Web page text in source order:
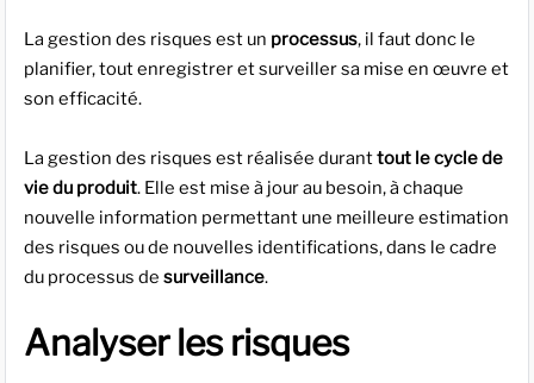
La gestion des risques est un processus, il faut donc le
planifier, tout enregistrer et surveiller sa mise en œuvre et
son efficacité.
La gestion des risques est réalisée duranttout le cycle de
vie du produit. Elle est mise à jour au besoin, à chaque
nouvelle information permettant une meilleure estimation
des risques ou de nouvelles identifications, dans le cadre
du processus de surveillance.
Analyser les risques